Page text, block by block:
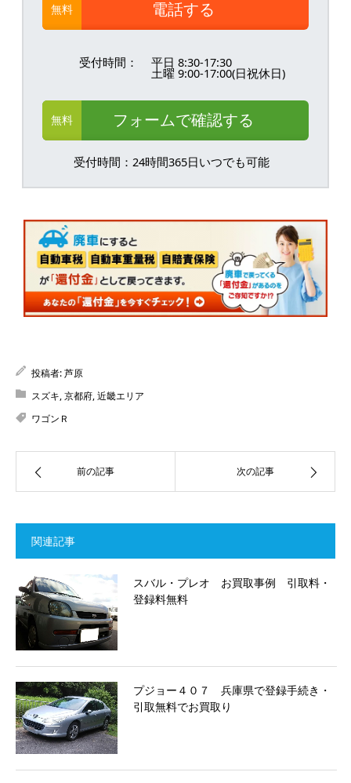
無料 電話する
受付時間： 平日 8:30-17:30
土曜 9:00-17:00(日祝休日)
無料 フォームで確認する
受付時間：24時間365日いつでも可能
投稿者:芦原
スズキ,京都府,近畿エリア
ワゴンＲ
前の記事 次の記事
関連記事
スバル・プレオ お買取事例 引取料・
登録料無料
プジョー４０７ 兵庫県で登録手続き・
引取無料でお買取り